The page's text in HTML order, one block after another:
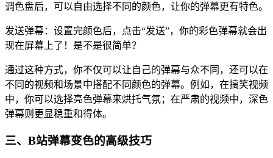
调色盘后，可以自由选择不同的颜色，让你的弹幕更有特色。
发送弹幕：设置完颜色后，点击“发送”，你的彩色弹幕就会出
现在屏幕上了！是不是很简单？
通过这种方式，你不仅可以让自己的弹幕与众不同，还可以在
不同的视频和场景中搭配不同颜色的弹幕。例如，在搞笑视频
中，你可以选择亮色弹幕来烘托气氛；在严肃的视频中，深色
弹幕则更显稳重和得体。
三、B站弹幕变色的高级技巧